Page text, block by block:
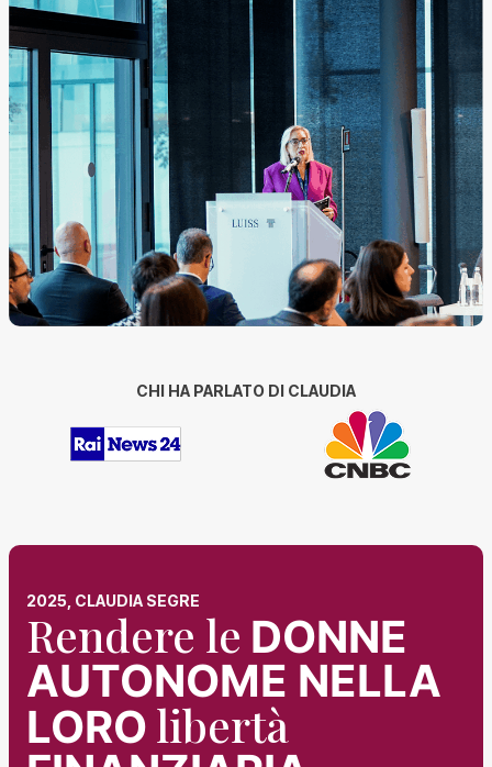
CHI HA PARLATO DI CLAUDIA
2025, CLAUDIA SEGRE
Rendere le DONNE
AUTONOME NELLA
LORO libertà